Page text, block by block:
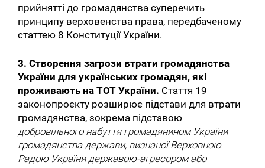
прийнятті до громадянства суперечить
принципу верховенства права, передбаченому
статтею 8 Конституції України.
3. Створення загрози втрати громадянства
України для українських громадян, які
проживають на ТОТ України. Стаття 19
законопроєкту розширює підстави для втрати
громадянства, зокрема підставою
добровільного набуття громадянином України
громадянства держави, визнаної Верховною
Радою України державою-агресором або